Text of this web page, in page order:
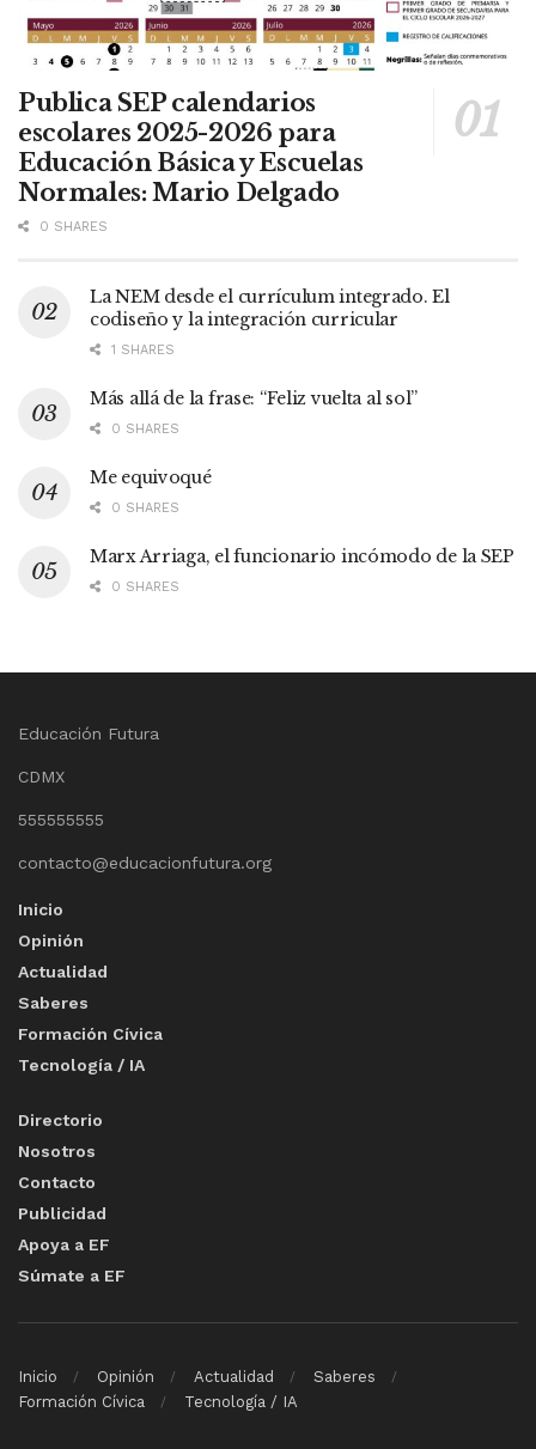
Publica SEP calendarios
escolares 2025-2026 para
Educación Básica y Escuelas
Normales: Mario Delgado
0 SHARES
La NEM desde el currículum integrado. El
codiseño y la integración curricular
1 SHARES
Más allá de la frase: “Feliz vuelta al sol”
0 SHARES
Me equivoqué
0 SHARES
Marx Arriaga, el funcionario incómodo de la SEP
0 SHARES
Educación Futura
CDMX
555555555
contacto@educacionfutura.org
Inicio
Opinión
Actualidad
Saberes
Formación Cívica
Tecnología / IA
Directorio
Nosotros
Contacto
Publicidad
Apoya a EF
Súmate a EF
Inicio Opinión Actualidad
Saberes
Formación Cívica
Tecnología / IA